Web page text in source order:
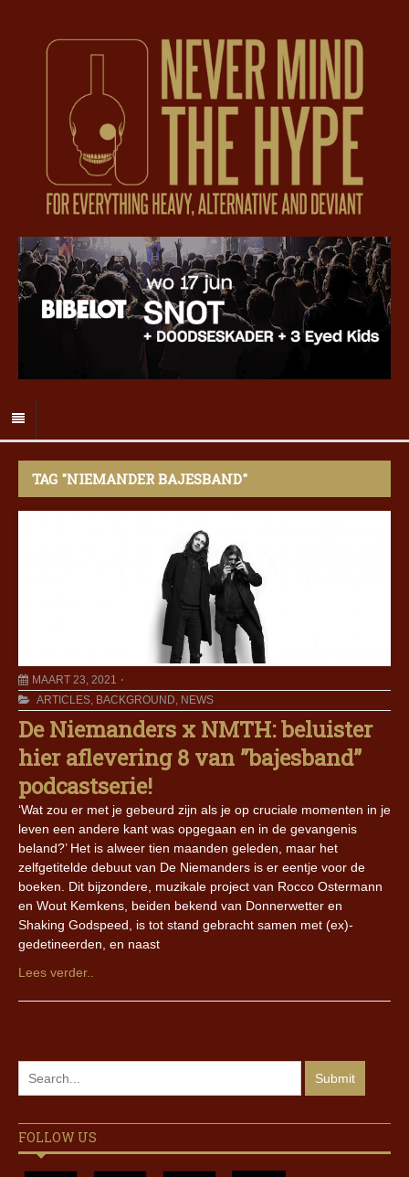
TAG "NIEMANDER BAJESBAND"
MAART 23, 2021
ARTICLES, BACKGROUND, NEWS
De Niemanders x NMTH: beluister
hier aflevering 8 van ”bajesband”
podcastserie!
‘Wat zou er met je gebeurd zijn als je op cruciale momenten in je
leven een andere kant was opgegaan en in de gevangenis
beland?’ Het is alweer tien maanden geleden, maar het
zelfgetitelde debuut van De Niemanders is er eentje voor de
boeken. Dit bijzondere, muzikale project van Rocco Ostermann
en Wout Kemkens, beiden bekend van Donnerwetter en
Shaking Godspeed, is tot stand gebracht samen met (ex)-
gedetineerden, en naast
Lees verder..
FOLLOW US